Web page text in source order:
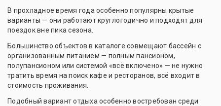
В прохладное время года особенно популярны крытые
варианты — они работают круглогодично и подходят для
поездок вне пика сезона.
Большинство объектов в каталоге совмещают бассейн с
организованным питанием — полным пансионом,
полупансионом или системой «всё включено» — не нужно
тратить время на поиск кафе и ресторанов, всё входит в
стоимость проживания.
Подобный вариант отдыха особенно востребован среди